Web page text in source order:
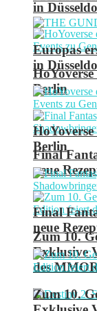
in
Berlin
Final
neue
Zum 10.
Exklusive
des
Europas
in
Berlin
Final
neue
Zum 10.